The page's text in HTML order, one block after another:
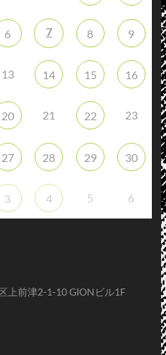
6 7 8 9
13 14 15 16
20 21 22 23
27 28 29 30
3 4 5 6
上前津2-1-10 GIONビル1F